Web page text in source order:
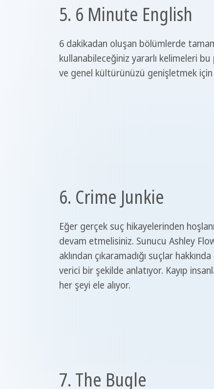
5. 6 Minute English
6 dakikadan oluşan bölümlerde
kullanabileceğiniz yararlı kelimeleri bu
ve genel kültürünüzü genişletmek için
6. Crime Junkie
Eğer gerçek suç hikayelerinden
devam etmelisiniz. Sunucu Ashley
aklından çıkaramadığı suçlar
verici bir şekilde anlatıyor. Kayıp
her şeyi ele alıyor.
7. The Bugle